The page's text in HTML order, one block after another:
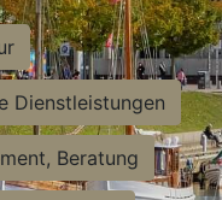
Dienstleistungen
Beratung